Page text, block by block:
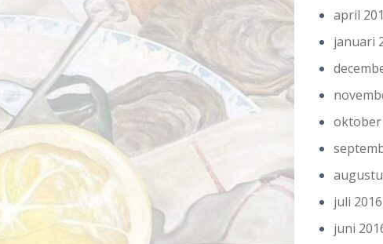
april
januari
oktober
juli 2016
juni